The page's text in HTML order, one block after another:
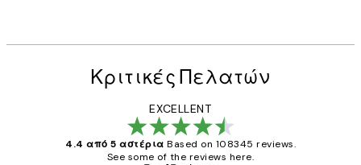
Κριτικές Πελατών
EXCELLENT
4.4 από 5 αστέρια Based on 108345 reviews.
See some of the reviews here.